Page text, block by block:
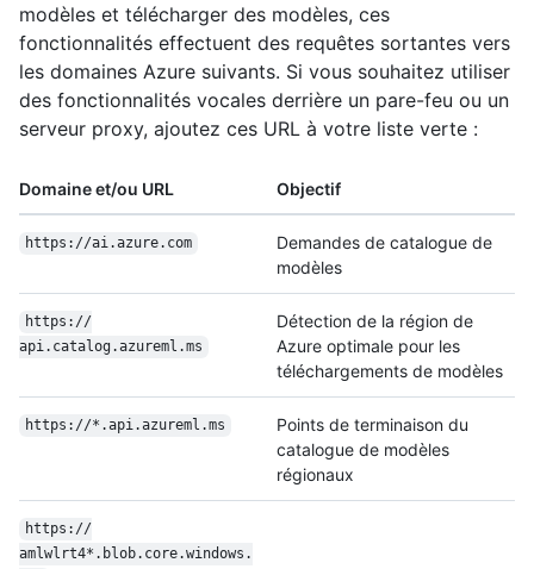
modèles et télécharger des modèles, ces
fonctionnalités effectuent des requêtes sortantes vers
les domaines Azure suivants. Si vous souhaitez utiliser
des fonctionnalités vocales derrière un pare-feu ou un
serveur proxy, ajoutez ces URL à votre liste verte :
Domaine et/ou URL Objectif
https://ai.azure.com
Demandes de catalogue de
modèles
https://
api.catalog.azureml.ms
Détection de la région de
Azure optimale pour les
téléchargements de modèles
https://*.api.azureml.ms
Points de terminaison du
catalogue de modèles
régionaux
https://
amlwlrt4*.blob.core.windows.